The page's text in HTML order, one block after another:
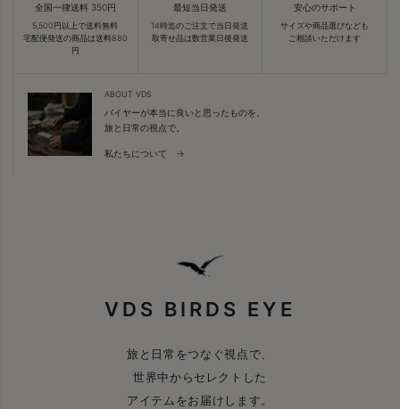
全国一律送料 350円
5,500円以上で送料無料
宅配便発送の商品は送料880
円
最短当日発送
14時迄のご注文で当日発送
取寄せ品は数営業日後発送
安心のサポート
サイズや商品選びなども
ご相談いただけます
ABOUT VDS
バイヤーが本当に良いと思ったものを、
旅と日常の視点で。
私たちについて →
VDS BIRDS EYE
旅と日常をつなぐ視点で、
世界中からセレクトした
アイテムをお届けします。